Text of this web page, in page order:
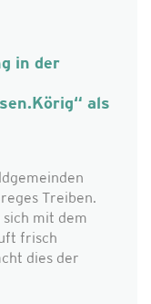
in der
als
Treiben.
mit dem
frisch
dies der